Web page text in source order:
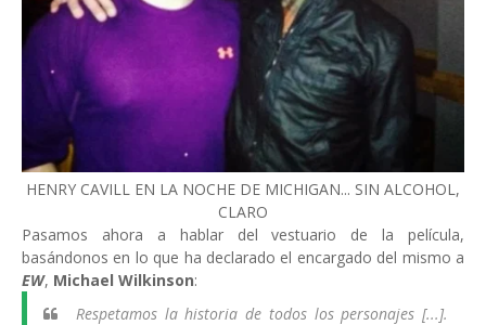
HENRY CAVILL EN LA NOCHE DE MICHIGAN... SIN ALCOHOL,
CLARO
Pasamos ahora a hablar del vestuario de la película,
basándonos en lo que ha declarado el encargado del mismo a
EW, Michael Wilkinson:
Respetamos la historia de todos los personajes [...].